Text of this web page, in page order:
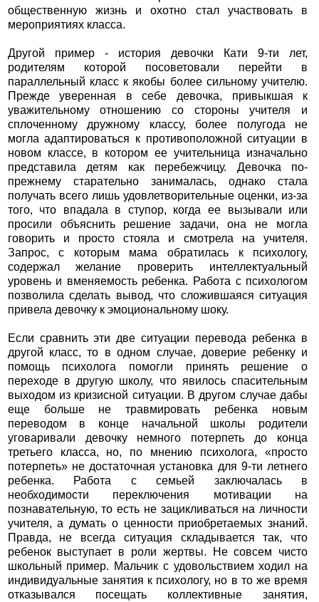
общественную жизнь и охотно стал участвовать в
мероприятиях класса.
Другой пример - история девочки Кати 9-ти лет,
родителям которой посоветовали перейти в
параллельный класс к якобы более сильному учителю.
Прежде уверенная в себе девочка, привыкшая к
уважительному отношению со стороны учителя и
сплоченному дружному классу, более полугода не
могла адаптироваться к противоположной ситуации в
новом классе, в котором ее учительница изначально
представила детям как перебежчицу. Девочка по-
прежнему старательно занималась, однако стала
получать всего лишь удовлетворительные оценки, из-за
того, что впадала в ступор, когда ее вызывали или
просили объяснить решение задачи, она не могла
говорить и просто стояла и смотрела на учителя.
Запрос, с которым мама обратилась к психологу,
содержал желание проверить интеллектуальный
уровень и вменяемость ребенка. Работа с психологом
позволила сделать вывод, что сложившаяся ситуация
привела девочку к эмоциональному шоку.
Если сравнить эти две ситуации перевода ребенка в
другой класс, то в одном случае, доверие ребенку и
помощь психолога помогли принять решение о
переходе в другую школу, что явилось спасительным
выходом из кризисной ситуации. В другом случае дабы
еще больше не травмировать ребенка новым
переводом в конце начальной школы родители
уговаривали девочку немного потерпеть до конца
третьего класса, но, по мнению психолога, «просто
потерпеть» не достаточная установка для 9-ти летнего
ребенка. Работа с семьей заключалась в
необходимости переключения мотивации на
познавательную, то есть не зацикливаться на личности
учителя, а думать о ценности приобретаемых знаний.
Правда, не всегда ситуация складывается так, что
ребенок выступает в роли жертвы. Не совсем чисто
школьный пример. Мальчик с удовольствием ходил на
индивидуальные занятия к психологу, но в то же время
отказывался посещать коллективные занятия,